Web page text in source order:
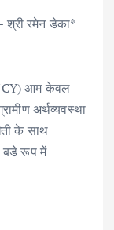
श्री रमेन डेका*
आम केवल
अर्थव्यवस्था
के साथ
बडे रूप में